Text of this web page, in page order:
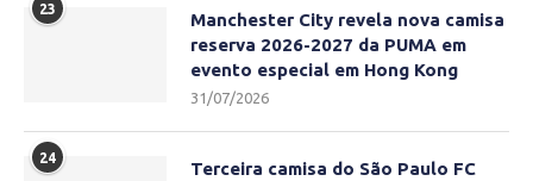
23
Manchester City revela nova camisa
reserva 2026-2027 da PUMA em
evento especial em Hong Kong
31/07/2026
24
Terceira camisa do São Paulo FC